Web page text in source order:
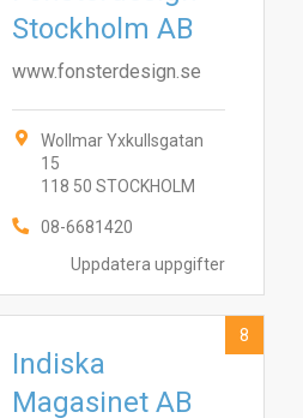
Uppdatera uppgifter
Stockholm AB
www.fonsterdesign.se
Wollmar Yxkullsgatan
15
118 50 STOCKHOLM
08-6681420
Indiska
Magasinet AB
8